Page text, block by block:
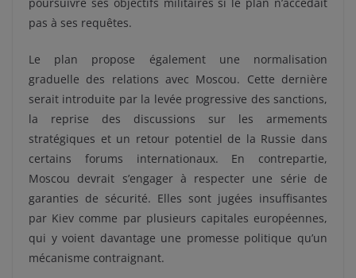
pas à ses requêtes.
Le plan propose également une normalisation
graduelle des relations avec Moscou. Cette dernière
serait introduite par la levée progressive des sanctions,
la reprise des discussions sur les armements
stratégiques et un retour potentiel de la Russie dans
certains forums internationaux. En contrepartie,
Moscou devrait s’engager à respecter une série de
garanties de sécurité. Elles sont jugées insuffisantes
par Kiev comme par plusieurs capitales européennes,
qui y voient davantage une promesse politique qu’un
mécanisme contraignant.